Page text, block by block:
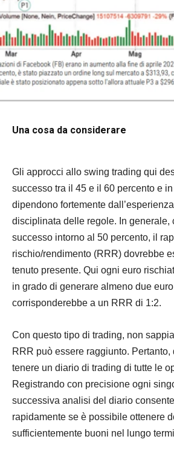
Una cosa da considerare
Gli approcci allo swing trading qui
successo tra il 45 e il 60 percento e
dipendono fortemente
disciplinata delle regole. In generale,
successo intorno al 50 percento, il
rischio/rendimento (RRR) dovrebbe
tenuto presente. Qui ogni euro
in grado di generare almeno due
corrisponderebbe a un RRR di 1:2.
Con questo tipo di trading, non
RRR può essere raggiunto. Pertanto,
tenere un diario di trading di tutte le
Registrando con precisione ogni
successiva analisi del diario
rapidamente se è possibile ottenere
sufficientemente buoni nel lungo